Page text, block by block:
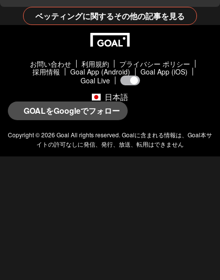
ベッティングに関するその他の記事を見る
お問い合わせ 利用規約
プライバシー ポリシー
採用情報
Goal App (Android)
Goal App (iOS)
Goal Live
日本語
GOALをGoogleでフォロー
Copyright © 2026 Goal All rights reserved. Goalに含まれる情報は、 Goal本サ
イトの許可なしに発信、発行、放送、転用はできません